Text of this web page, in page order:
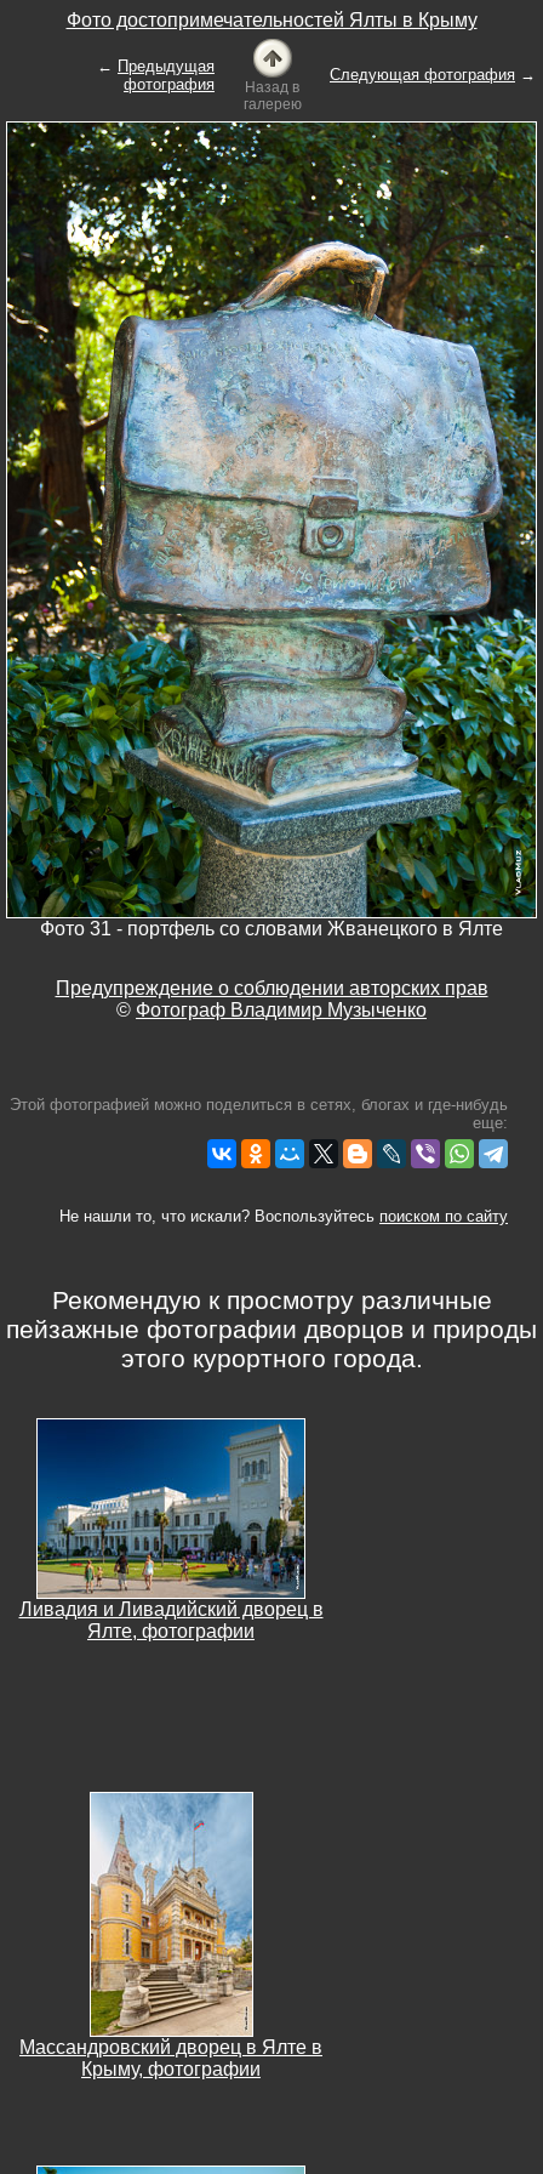
Фото достопримечательностей Ялты в Крыму
← Предыдущая
фотография
Назад в
галерею
Следующая фотография →
Фото 31 - портфель со словами Жванецкого в Ялте
Предупреждение о соблюдении авторских прав
© Фотограф Владимир Музыченко
Этой фотографией можно поделиться в сетях, блогах и где-нибудь
еще:
Не нашли то, что искали? Воспользуйтесь поиском по сайту
Рекомендую к просмотру различные
пейзажные фотографии дворцов и природы
этого курортного города.
Ливадия и Ливадийский дворец в
Ялте, фотографии
Массандровский дворец в Ялте в
Крыму, фотографии